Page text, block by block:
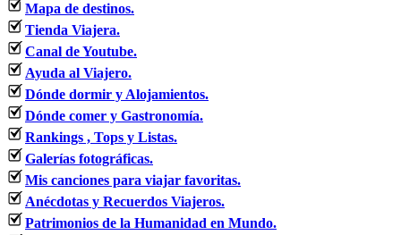
Mapa de destinos.
Tienda Viajera.
Canal de Youtube.
Ayuda al Viajero.
Dónde dormir y Alojamientos.
Dónde comer y Gastronomía.
Rankings , Tops y Listas.
Galerías fotográficas.
Mis canciones para viajar favoritas.
Anécdotas y Recuerdos Viajeros.
Patrimonios de la Humanidad en Mundo.